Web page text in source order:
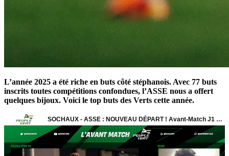
L’année 2025 a été riche en buts côté stéphanois. Avec 77 buts
inscrits toutes compétitions confondues, l’ASSE nous a offert
quelques bijoux. Voici le top buts des Verts cette année.